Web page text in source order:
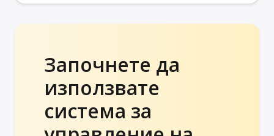
Започнете да
използвате
система за